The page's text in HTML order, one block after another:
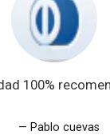
100%
Pablo cuevas